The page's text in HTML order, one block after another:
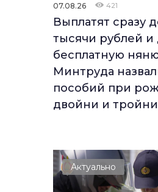
07.08.26 421
Выплатят сразу
тысячи рублей и
бесплатную
Минтруда
пособий при
двойни и тройни
Актуально